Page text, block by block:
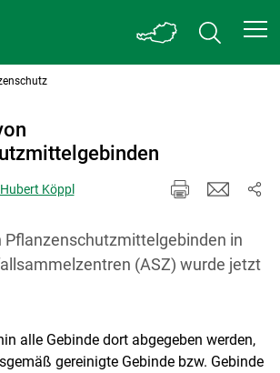
Köppl
Pflanzenschutzmittelgebinden in
(ASZ) wurde jetzt
alle Gebinde dort abgegeben werden,
gereinigte Gebinde bzw. Gebinde